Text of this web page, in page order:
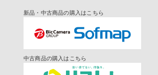
新品・中古商品の購入はこちら
中古商品の購入はこちら